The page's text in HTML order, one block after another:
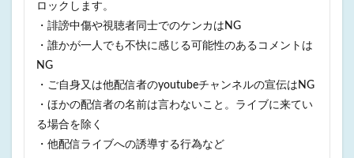
ロックします。
・誹謗中傷や視聴者同士でのケンカはNG
・誰かが一人でも不快に感じる可能性のあるコメントは
NG
・ご自身又は他配信者のyoutubeチャンネルの宣伝はNG
・ほかの配信者の名前は言わないこと。ライブに来てい
る場合を除く
・他配信ライブへの誘導する行為など